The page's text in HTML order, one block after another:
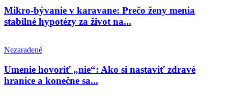
Mikro-bývanie v karavane: Prečo ženy menia
stabilné hypotézy za život na...
Nezaradené
Umenie hovoriť „nie“: Ako si nastaviť zdravé
hranice a konečne sa...